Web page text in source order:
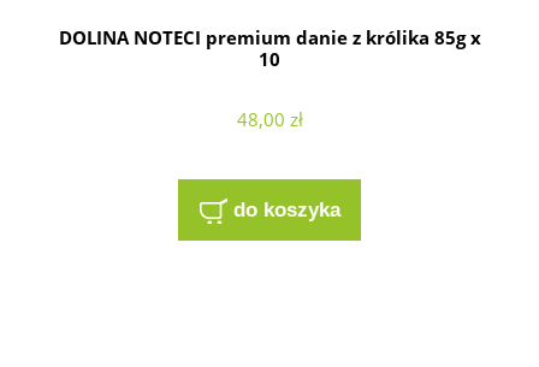
DOLINA NOTECI premium danie z królika 85g x
10
48,00 zł
do koszyka